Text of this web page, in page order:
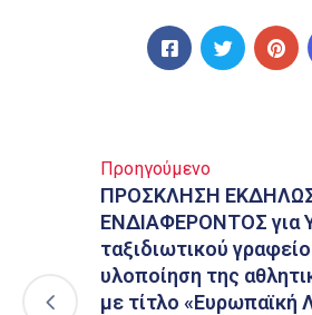
Προηγούμενο
ΠΡΟΣΚΛΗΣΗ
ΕΝΔΙΑΦΕΡΟΝΤΟΣ για
ταξιδιωτικού
υλοποίηση της
με τίτλο «Ευρωπαϊκή